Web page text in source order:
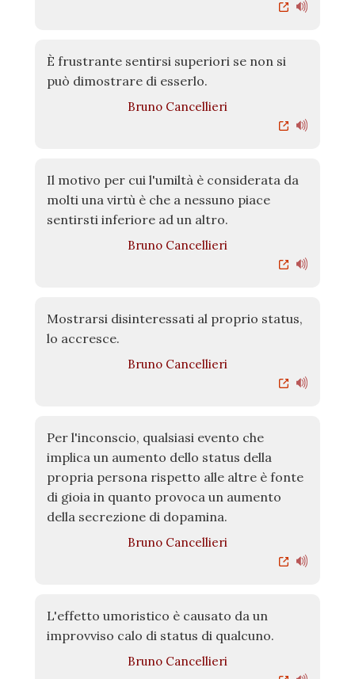
È frustrante sentirsi superiori se non si
può dimostrare di esserlo.
Bruno Cancellieri
Il motivo per cui l'umiltà è considerata da
molti una virtù è che a nessuno piace
sentirsti inferiore ad un altro.
Bruno Cancellieri
Mostrarsi disinteressati al proprio status,
lo accresce.
Bruno Cancellieri
Per l'inconscio, qualsiasi evento che
implica un aumento dello status della
propria persona rispetto alle altre è fonte
di gioia in quanto provoca un aumento
della secrezione di dopamina.
Bruno Cancellieri
L'effetto umoristico è causato da un
improvviso calo di status di qualcuno.
Bruno Cancellieri